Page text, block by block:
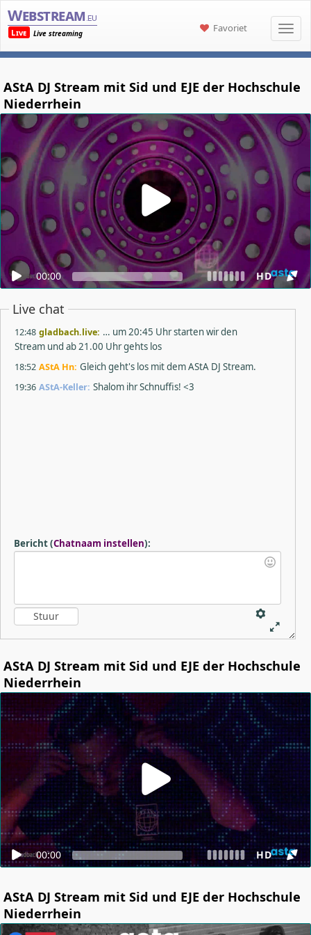
Webstream .eu
Live
Live streaming Favoriet
AStA DJ Stream mit Sid und EJE der Hochschule
Niederrhein
00:00 HD
Live chat
12:48 gladbach.live: … um 20:45 Uhr starten wir den
Stream und ab 21.00 Uhr gehts los
18:52 AStA Hn: Gleich geht's los mit dem AStA DJ Stream.
19:36 AStA-Keller: Shalom ihr Schnuffis! <3
Bericht(Chatnaam instellen):
AStA DJ Stream mit Sid und EJE der Hochschule
Niederrhein
00:00 HD
AStA DJ Stream mit Sid und EJE der Hochschule
Niederrhein